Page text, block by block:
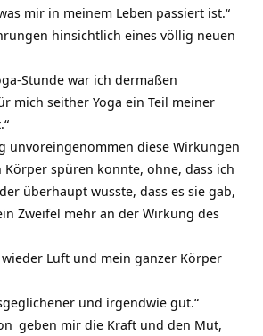
mir in meinem Leben passiert ist.“
hinsichtlich eines völlig neuen
Stunde war ich dermaßen
mich seither Yoga ein Teil meiner
unvoreingenommen diese Wirkungen
spüren konnte, ohne, dass ich
überhaupt wusste, dass es sie gab,
Zweifel mehr an der Wirkung des
wieder Luft und mein ganzer Körper
und irgendwie gut.“
geben mir die Kraft und den Mut,